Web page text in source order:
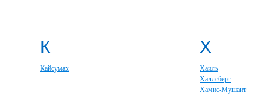
К
Кайсумах
Х
Хаиль
Халлсберг
Хамис-Мушаит